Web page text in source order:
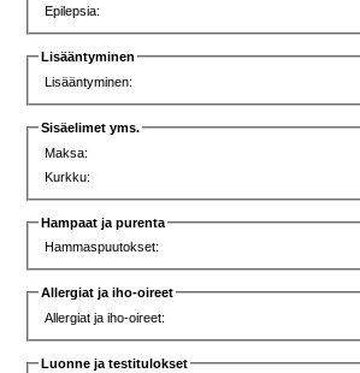
Epilepsia:
Lisääntyminen
Lisääntyminen:
Sisäelimet yms.
Maksa:
Kurkku:
Hampaat ja purenta
Hammaspuutokset:
Allergiat ja iho-oireet
Allergiat ja iho-oireet:
Luonne ja testitulokset